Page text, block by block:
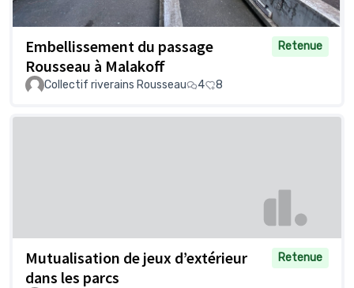
Embellissement du passage
Rousseau à Malakoff
Retenue
Collectif riverains Rousseau 4 8
Mutualisation de jeux d’extérieur
dans les parcs
Retenue